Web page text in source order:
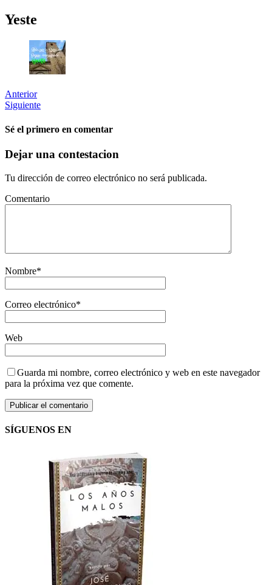
Yeste
Anterior
Siguiente
Sé el primero en comentar
Dejar una contestacion
Tu dirección de correo electrónico no será publicada.
Comentario
Nombre*
Correo electrónico*
Web
Guarda mi nombre, correo electrónico y web en este navegador
para la próxima vez que comente.
SÍGUENOS EN